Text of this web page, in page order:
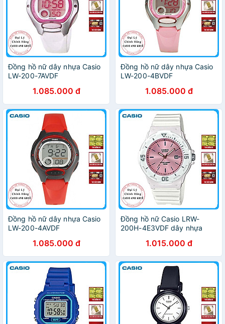
Đồng hồ nữ dây nhựa Casio
LW-200-7AVDF
1.085.000 đ
Đồng hồ nữ dây nhựa Casio
LW-200-4BVDF
1.085.000 đ
Đồng hồ nữ dây nhựa Casio
LW-200-4AVDF
1.085.000 đ
Đồng hồ nữ Casio LRW-
200H-4E3VDF dây nhựa
1.015.000 đ